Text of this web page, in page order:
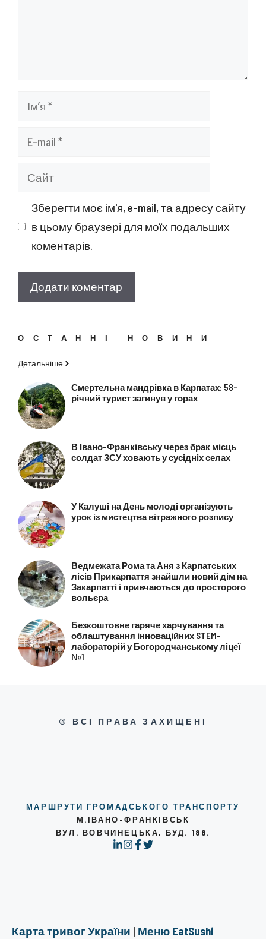
Ім’я
Сайт
Зберегти моє ім'я, e-mail, та адресу сайту
в цьому браузері для моїх подальших
коментарів.
ОСТАННІ НОВИНИ
Детальніше
Смертельна мандрівка в Карпатах: 58-
річний турист загинув у горах
В Івано-Франківську через брак місць
солдат ЗСУ ховають у сусідніх селах
У Калуші на День молоді організують
урок із мистецтва вітражного розпису
Ведмежата Рома та Аня з Карпатських
лісів Прикарпаття знайшли новий дім на
Закарпатті і привчаються до просторого
вольєра
Безкоштовне гаряче харчування та
облаштування інноваційних STEM-
лабораторій у Богородчанському ліцеї
№1
© ВСІ ПРАВА ЗАХИЩЕНІ
МАРШРУТИ ГРОМАДСЬКОГО ТРАНСПОРТУ
М.ІВАНО-ФРАНКІВСЬК
ВУЛ. ВОВЧИНЕЦЬКА, БУД. 188.
Карта тривог України | Меню EatSushi